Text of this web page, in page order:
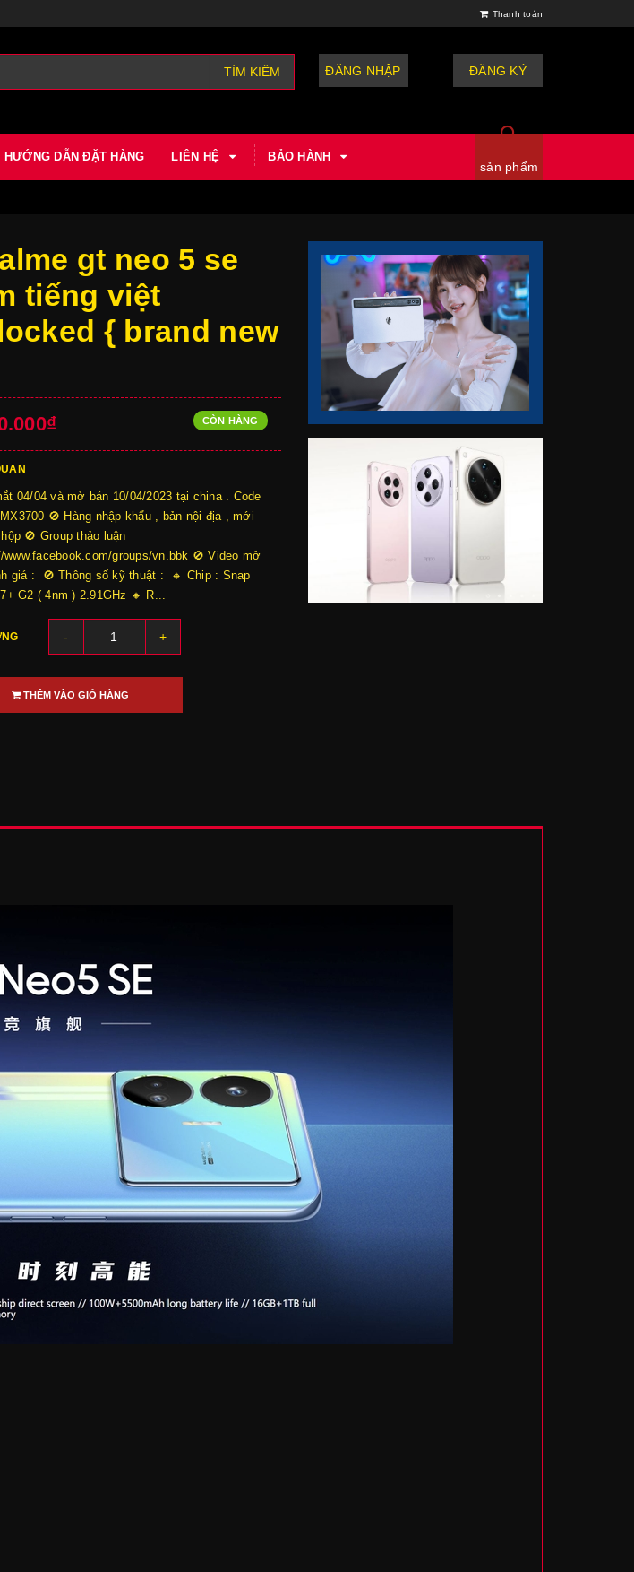
Thanh toán
TÌM KIẾM ĐĂNG NHẬP ĐĂNG KÝ
HƯỚNG DẪN ĐẶT HÀNG LIÊN HỆ BẢO HÀNH
sản phẩm
gt neo 5 se
tiếng việt
{ brand new
CÒN HÀNG
04/04 và mở bán 10/04/2023 tại china . Code
🚫 Hàng nhập khẩu , bản nội địa , mới
🚫 Group thảo luận
www.facebook.com/groups/vn.bbk 🚫 Video mở
giá : 🚫 Thông số kỹ thuật : 🔸 Chip : Snap
G2 ( 4nm ) 2.91GHz 🔸 R...
- +
THÊM VÀO GIỎ HÀNG